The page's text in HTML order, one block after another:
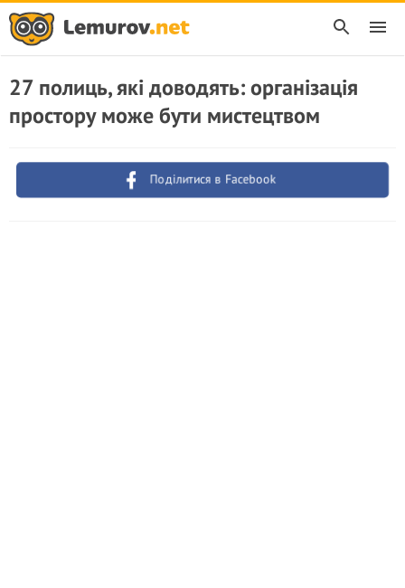
27 полиць, які доводять: організація
простору може бути мистецтвом
Поділитися в Facebook